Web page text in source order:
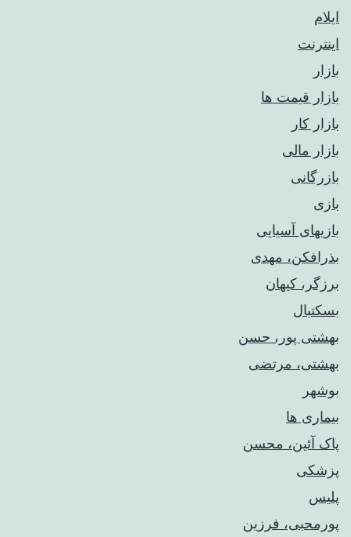
ایلام
اینترنت
بازار
بازار قیمت ها
بازار کار
بازار مالی
بازرگانی
بازی
بازیهای آسیایی
بذرافکن، مهدی
برزگر، کیهان
بسکتبال
بهشتی پور، حسن
بهشتی، مرتضی
بوشهر
بیماری ها
پاک آئین، محسن
پزشکی
پلیس
پورمحبی، فرزین